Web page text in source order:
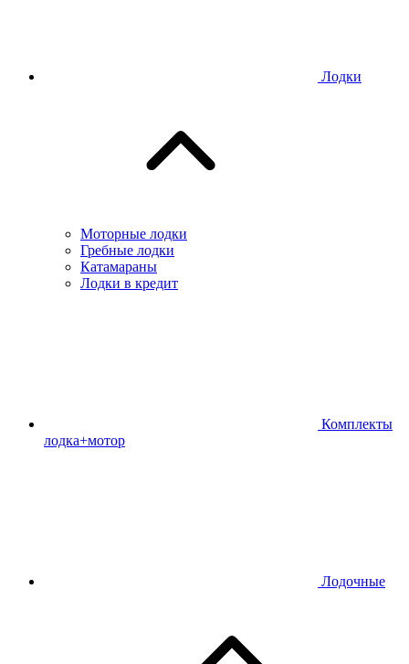
Лодки
Моторные лодки
Гребные лодки
Катамараны
Лодки в кредит
Комплекты
лодка+мотор
Лодочные